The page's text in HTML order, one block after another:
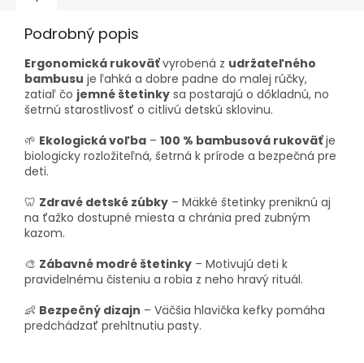
Podrobný popis
Ergonomická rukoväť vyrobená z udržateľného
bambusu je ľahká a dobre padne do malej rúčky,
zatiaľ čo jemné štetinky sa postarajú o dôkladnú, no
šetrnú starostlivosť o citlivú detskú sklovinu.
🌱 Ekologická voľba – 100 % bambusová rukoväť je
biologicky rozložiteľná, šetrná k prírode a bezpečná pre
deti.
🦷 Zdravé detské zúbky – Mäkké štetinky preniknú aj
na ťažko dostupné miesta a chránia pred zubným
kazom.
🎨 Zábavné modré štetinky – Motivujú deti k
pravidelnému čisteniu a robia z neho hravý rituál.
👶 Bezpečný dizajn – Väčšia hlavička kefky pomáha
predchádzať prehltnutiu pasty.